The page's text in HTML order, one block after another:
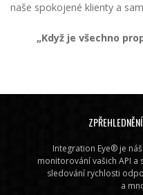
naše spokojené klienty a
„Když je všechno
Integration Eye® je
monitorování vašich API a
sledování rychlosti
a